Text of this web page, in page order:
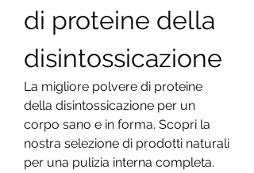
di proteine ​​della
disintossicazione
La migliore polvere di proteine ​​
della disintossicazione per un
corpo sano e in forma. Scopri la
nostra selezione di prodotti naturali
per una pulizia interna completa.